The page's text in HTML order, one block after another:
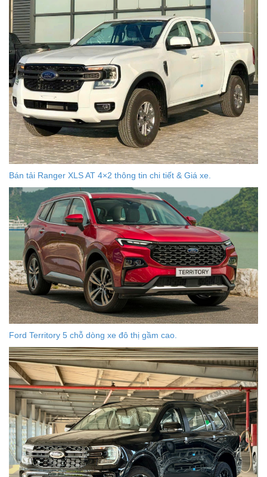
Bán tải Ranger XLS AT 4×2 thông tin chi tiết & Giá xe.
Ford Territory 5 chỗ dòng xe đô thị gầm cao.